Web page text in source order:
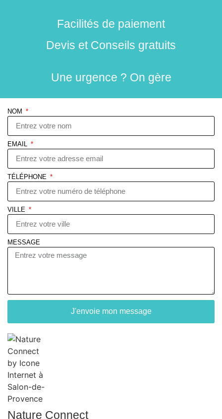
Facilités de paiement
Devis et Conseils gratuits
Une urgence ? On gère
NOM
EMAIL
TÉLÉPHONE
VILLE
MESSAGE
J'envoie mon message
Nature Connect